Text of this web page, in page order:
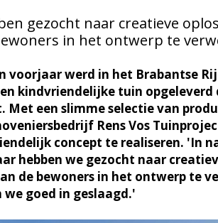
gezocht naar creatieve
in het ontwerp te
voorjaar werd in het Brabantse
kindvriendelijke tuin
Met een slimme selectie van
Rens Vos
concept te realiseren. 'In
hebben we gezocht naar
de bewoners in het ontwerp te
we goed in geslaagd.'